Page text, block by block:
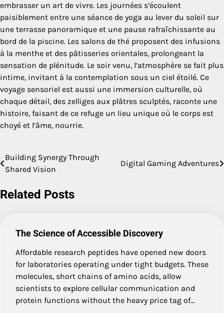
embrasser un art de vivre. Les journées s’écoulent
paisiblement entre une séance de yoga au lever du soleil sur
une terrasse panoramique et une pause rafraîchissante au
bord de la piscine. Les salons de thé proposent des infusions
à la menthe et des pâtisseries orientales, prolongeant la
sensation de plénitude. Le soir venu, l’atmosphère se fait plus
intime, invitant à la contemplation sous un ciel étoilé. Ce
voyage sensoriel est aussi une immersion culturelle, où
chaque détail, des zelliges aux plâtres sculptés, raconte une
histoire, faisant de ce refuge un lieu unique où le corps est
choyé et l’âme, nourrie.
Post
Building Synergy Through
Shared Vision
Digital Gaming Adventures
Related Posts
The Science of Accessible Discovery
Affordable research peptides have opened new doors
for laboratories operating under tight budgets. These
molecules, short chains of amino acids, allow
scientists to explore cellular communication and
protein functions without the heavy price tag of…